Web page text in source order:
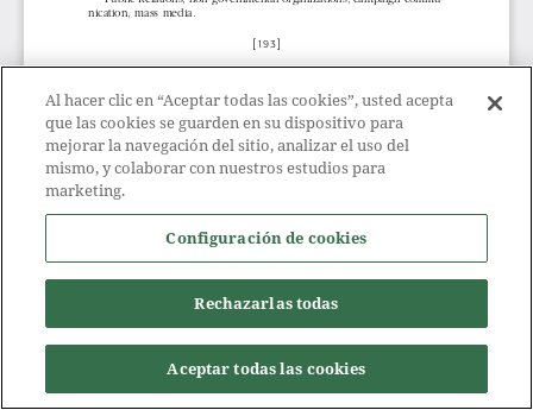
Al hacer clic en “Aceptar todas las cookies”, usted acepta
que las cookies se guarden en su dispositivo para
mejorar la navegación del sitio, analizar el uso del
mismo, y colaborar con nuestros estudios para
marketing.
Configuración de cookies
Rechazarlas todas
Aceptar todas las cookies